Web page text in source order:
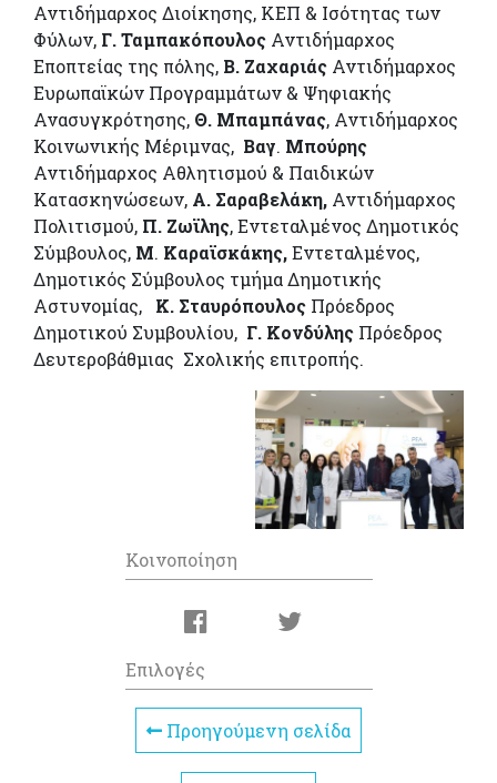
Αντιδήμαρχος Διοίκησης, ΚΕΠ & Ισότητας των
Φύλων, Γ.Ταμπακόπουλος Αντιδήμαρχος
Εποπτείας της πόλης, Β. Ζαχαριάς Αντιδήμαρχος
Ευρωπαϊκών Προγραμμάτων & Ψηφιακής
Ανασυγκρότησης, Θ. Μπαμπάνας, Αντιδήμαρχος
Κοινωνικής Μέριμνας, Βαγ. Μπούρης
Αντιδήμαρχος Αθλητισμού & Παιδικών
Κατασκηνώσεων, Α. Σαραβελάκη, Αντιδήμαρχος
Πολιτισμού, Π. Ζωϊλης, Εντεταλμένος Δημοτικός
Σύμβουλος, Μ. Καραϊσκάκης,Εντεταλμένος,
Δημοτικός Σύμβουλος τμήμα Δημοτικής
Αστυνομίας,
Κ. Σταυρόπουλος Πρόεδρος
Δημοτικού Συμβουλίου, Γ. Κονδύλης Πρόεδρος
Δευτεροβάθμιας Σχολικής επιτροπής.
Κοινοποίηση
Επιλογές
Προηγούμενη σελίδα